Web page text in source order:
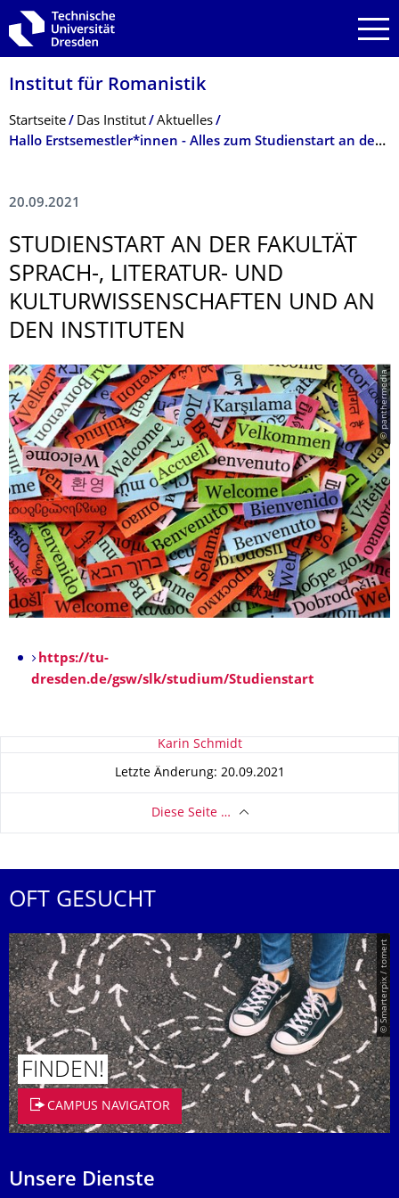
Zur Hauptnavigation springen
Zur Suche springen
Zum Inhalt springen
Institut für Romanistik
Breadcrumb-Menü
Startseite Das Institut
Aktuelles
Hallo Erstsemestler*innen - Alles zum Studienstart an der Fakultät Sprach-, Literatur- und Kulturwissenschaften und an den Instituten
20.09.2021
STUDIENSTART AN DER FAKULTÄT
SPRACH-, LITERATUR- UND
KULTURWISSEN­SCHAFTEN UND AN
DEN INSTITUTEN
© panthermedia
https://tu-
dresden.de/gsw/slk/studium/Studienstart
Zu dieser Seite Karin Schmidt
Letzte Änderung: 20.09.2021
Diese Seite …
OFT GESUCHT
© Smarterpix / tomert
FINDEN!
CAMPUS NAVIGATOR
Unsere Dienste